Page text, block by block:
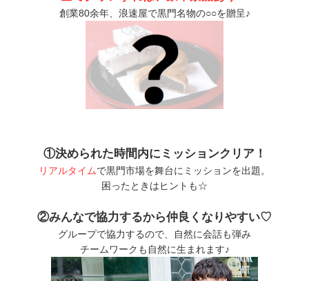
創業80余年、浪速屋で黒門名物の○○を贈呈♪
①決められた時間内にミッションクリア！
リアルタイムで黒門市場を舞台にミッションを出題。
困ったときはヒントも☆
②みんなで協力するから仲良くなりやすい♡
グループで協力するので、自然に会話も弾み
チームワークも自然に生まれます♪